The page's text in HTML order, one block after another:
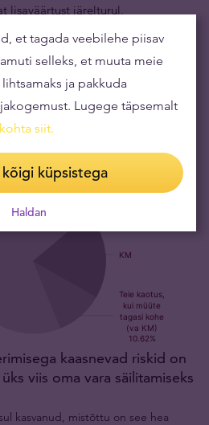
lisaväärtust järelturul.
on tuntud kogu
hõbemünte on vermitud
neid hindavad kõrgelt
kui ka kollektsionäärid.
kaasnevad riskid on
viis oma vara säilitamiseks
kasvanud, mistõttu on see hea
et tagada veebilehe piisav
selleks, et muuta meie
ja pakkuda
Lugege täpsemalt
siit.
küpsistega
Haldan